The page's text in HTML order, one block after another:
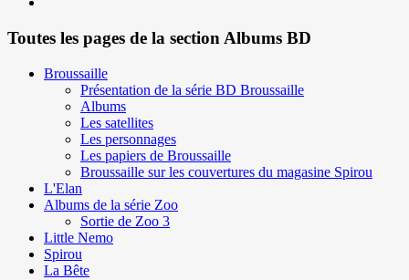
Toutes les pages de la section Albums BD
Broussaille
Présentation de la série BD Broussaille
Albums
Les satellites
Les personnages
Les papiers de Broussaille
Broussaille sur les couvertures du magasine Spirou
L'Elan
Albums de la série Zoo
Sortie de Zoo 3
Little Nemo
Spirou
La Bête